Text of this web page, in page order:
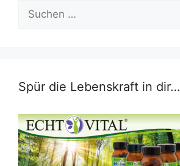
Suchen
nach:
Spür die Lebenskraft in dir…